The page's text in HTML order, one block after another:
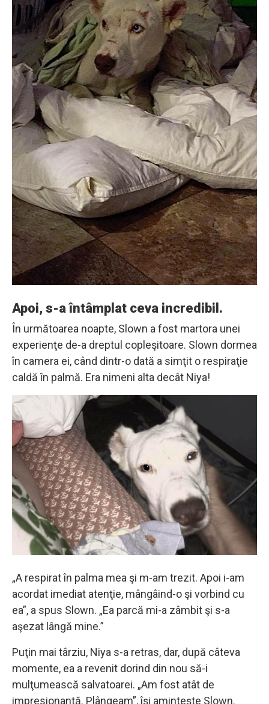
Apoi, s-a întâmplat ceva incredibil.
În următoarea noapte, Slown a fost martora unei
experienţe de-a dreptul copleşitoare. Slown dormea
în camera ei, când dintr-o dată a simţit o respiraţie
caldă în palmă. Era nimeni alta decât Niya!
„A respirat în palma mea şi m-am trezit. Apoi i-am
acordat imediat atenţie, mângâind-o şi vorbind cu
ea”, a spus Slown. „Ea parcă mi-a zâmbit şi s-a
aşezat lângă mine.”
Puţin mai târziu, Niya s-a retras, dar, după câteva
momente, ea a revenit dorind din nou să-i
mulţumească salvatoarei. „Am fost atât de
impresionantă. Plângeam”, îşi aminteşte Slown.